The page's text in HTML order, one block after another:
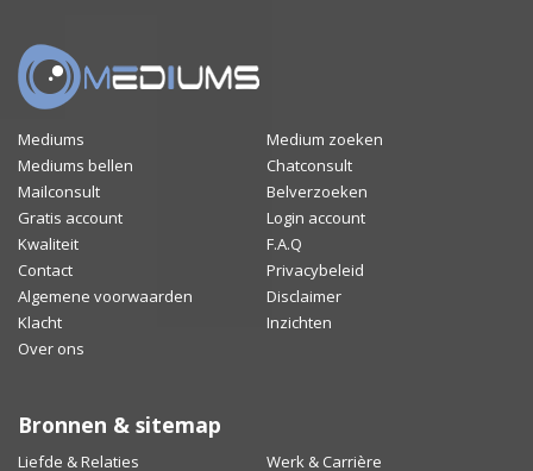
Mediums
Medium zoeken
Mediums bellen
Chatconsult
Mailconsult
Belverzoeken
Gratis account
Login account
Kwaliteit
F.A.Q
Contact
Privacybeleid
Algemene voorwaarden
Disclaimer
Klacht
Inzichten
Over ons
Bronnen & sitemap
Liefde & Relaties Werk & Carrière